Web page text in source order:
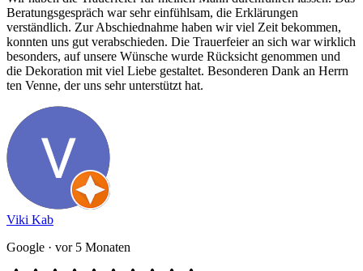
Beratungsgespräch war sehr einfühlsam, die Erklärungen
verständlich. Zur Abschiednahme haben wir viel Zeit bekommen,
konnten uns gut verabschieden. Die Trauerfeier an sich war wirklich
besonders, auf unsere Wünsche wurde Rücksicht genommen und
die Dekoration mit viel Liebe gestaltet. Besonderen Dank an Herrn
ten Venne, der uns sehr unterstützt hat.
Viki Kab
Google · vor 5 Monaten